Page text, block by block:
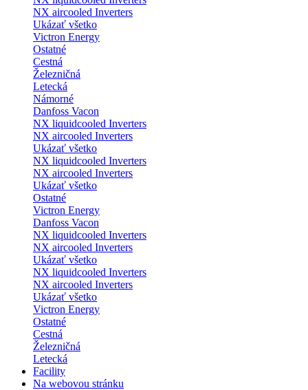
NX aircooled Inverters
Ukázať všetko
Victron Energy
Ostatné
Cestná
Železničná
Letecká
Námorné
Danfoss Vacon
NX liquidcooled Inverters
NX aircooled Inverters
Ukázať všetko
NX liquidcooled Inverters
NX aircooled Inverters
Ukázať všetko
Ostatné
Victron Energy
Danfoss Vacon
NX liquidcooled Inverters
NX aircooled Inverters
Ukázať všetko
NX liquidcooled Inverters
NX aircooled Inverters
Ukázať všetko
Victron Energy
Ostatné
Cestná
Železničná
Letecká
Facility
Na webovou stránku